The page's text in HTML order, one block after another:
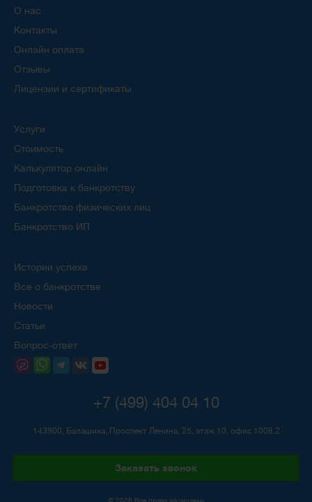
О нас
Контакты
Онлайн оплата
Отзывы
Лицензии и сертификаты
Услуги
Стоимость
Калькулятор онлайн
Подготовка к банкротству
Банкротство физических лиц
Банкротство ИП
Истории успеха
Все о банкротстве
Новости
Статьи
Вопрос-ответ
+7 (499) 404 04 10
143900, Балашиха, Проспект Ленина, 25, этаж 10, офис 1008.2
Заказать звонок
© 2026 Все права защищены